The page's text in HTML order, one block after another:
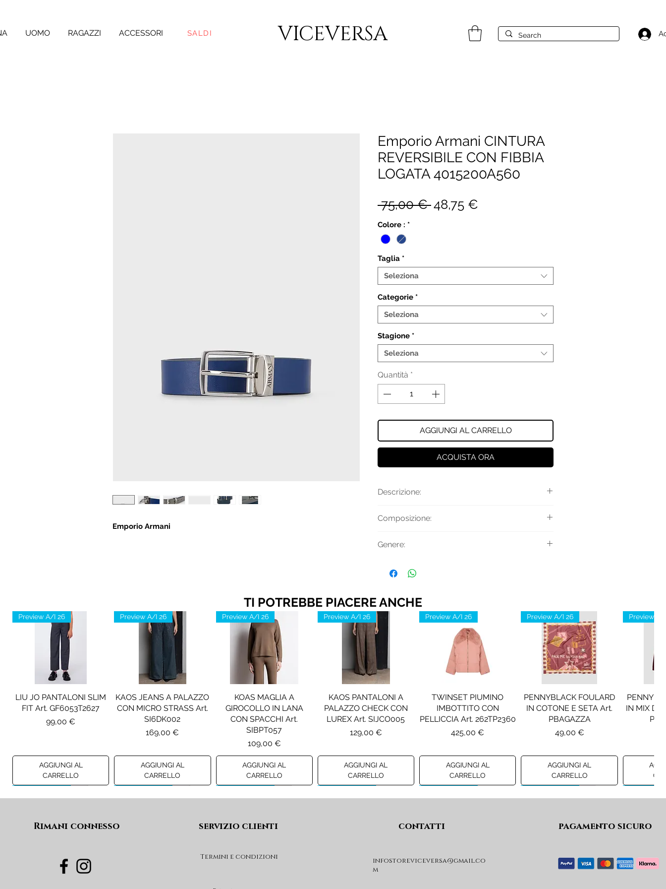
VICEVERSA
UOMO RAGAZZI ACCESSORI SALDI
Emporio Armani
Emporio Armani CINTURA
REVERSIBILE CON FIBBIA
LOGATA 4015200A560
75,00 € Prezzo
48,75 €
Colore : *
Taglia *
Seleziona
Categorie *
Seleziona
Stagione *
Seleziona
Quantità *
AGGIUNGI AL CARRELLO
ACQUISTA ORA
Descrizione:
Made in Italy.
Composizione:
Genere:
TI POTREBBE PIACERE ANCHE
Preview A/I 26
LIU JO PANTALONI SLIM
FIT Art. GF6053T2627
Prezzo
99,00 €
AGGIUNGI AL
CARRELLO
Preview A/I 26
KAOS JEANS A PALAZZO
CON MICRO STRASS Art.
SI6DK002
Prezzo
169,00 €
AGGIUNGI AL
CARRELLO
Preview A/I 26
KOAS MAGLIA A
GIROCOLLO IN LANA
CON SPACCHI Art.
SIBPT057
Prezzo
109,00 €
AGGIUNGI AL
CARRELLO
Preview A/I 26
KAOS PANTALONI A
PALAZZO CHECK CON
LUREX Art. SIJCO005
Prezzo
129,00 €
AGGIUNGI AL
CARRELLO
Preview A/I 26
TWINSET PIUMINO
IMBOTTITO CON
PELLICCIA Art. 262TP2360
Prezzo
425,00 €
AGGIUNGI AL
CARRELLO
Preview A/I 26
PENNYBLACK FOULARD
IN COTONE E SETA Art.
PBAGAZZA
Prezzo
49,00 €
AGGIUNGI AL
CARRELLO
Preview A/
IN MIX DI
PENNYBLACK BLAZER IN
PINKO ANFIBIO MOD. EVA
LIU JO MINIGONNA IN
LIU JO
LIU JO SHORT CON
Rimani connesso servizio clienti
Termini e condizioni
contatti
infostoreviceversa@gmail.co
m
pagamento sicuro